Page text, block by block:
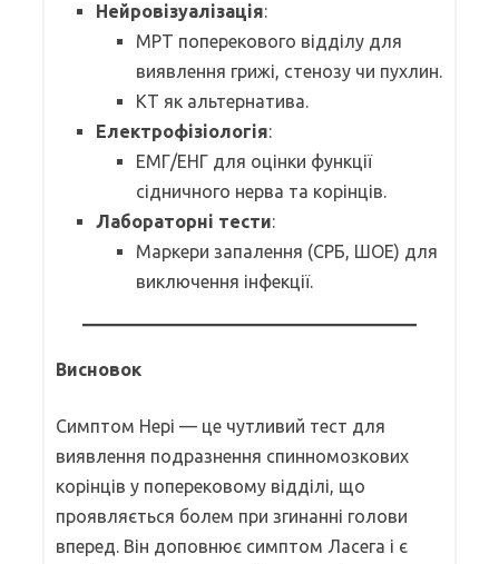
Нейровізуалізація:
МРТ поперекового відділу для
виявлення грижі, стенозу чи пухлин.
КТ як альтернатива.
Електрофізіологія:
ЕМГ/ЕНГ для оцінки функції
сідничного нерва та корінців.
Лабораторні тести:
Маркери запалення (СРБ, ШОЕ) для
виключення інфекції.
Висновок
Симптом Нері — це чутливий тест для
виявлення подразнення спинномозкових
корінців у поперековому відділі, що
проявляється болем при згинанні голови
вперед. Він доповнює симптом Ласега і є